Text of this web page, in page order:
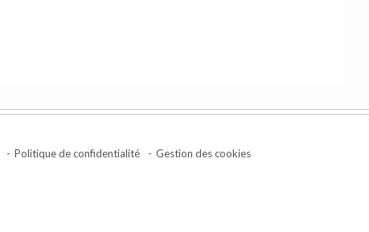
Politique de confidentialité Gestion des cookies